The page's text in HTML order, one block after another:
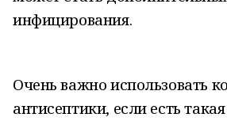
инфицирования.
Очень важно использовать
антисептики, если есть